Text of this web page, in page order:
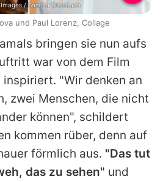
bringen sie nun aufs
war von dem Film
inspiriert. "Wir denken an
zwei Menschen, die nicht
können", schildert
kommen rüber, denn auf
förmlich aus. "Das tut
das zu sehen" und
/ Sascha Steinbach
und Paul Lorenz, Collage